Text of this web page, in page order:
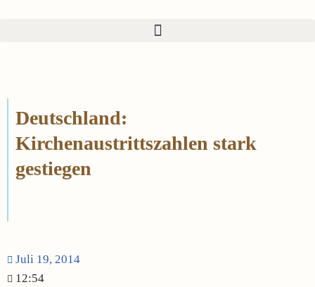
Deutschland:
Kirchenaustrittszahlen stark
gestiegen
Juli 19, 2014
12:54